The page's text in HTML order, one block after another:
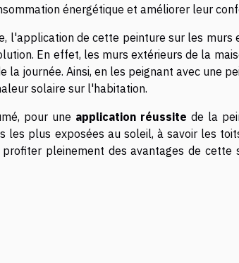
énergétique et améliorer leur
l'application de cette peinture sur les
En effet, les murs extérieurs de la
la journée. Ainsi, en les peignant avec une
solaire sur l'habitation.
pour une application réussite de la
les plus exposées au soleil, à savoir les
profiter pleinement des avantages de